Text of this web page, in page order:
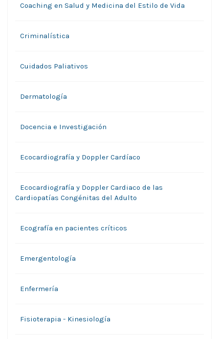
Coaching en Salud y Medicina del Estilo de Vida
Criminalística
Cuidados Paliativos
Dermatología
Docencia e Investigación
Ecocardiografía y Doppler Cardíaco
Ecocardiografía y Doppler Cardiaco de las
Cardiopatías Congénitas del Adulto
Ecografía en pacientes críticos
Emergentología
Enfermería
Fisioterapia - Kinesiología